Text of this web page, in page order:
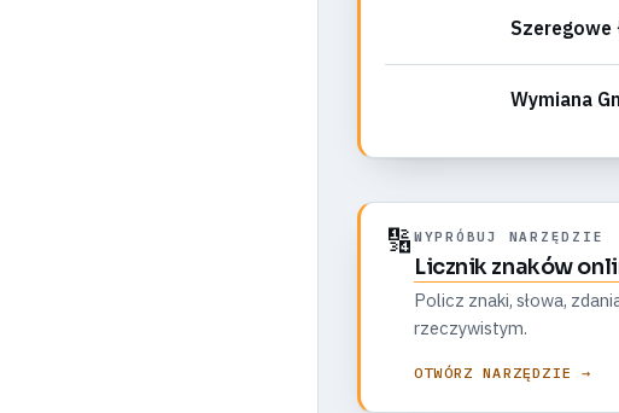
Szeregowe
Wymiana
🔢 WYPRÓBUJ NARZĘDZIE
Licznik znaków
Policz znaki, słowa,
rzeczywistym.
OTWÓRZ NARZĘDZIE →